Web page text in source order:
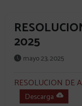
2025
mayo 23, 2025
RESOLUCION DE
Descarga